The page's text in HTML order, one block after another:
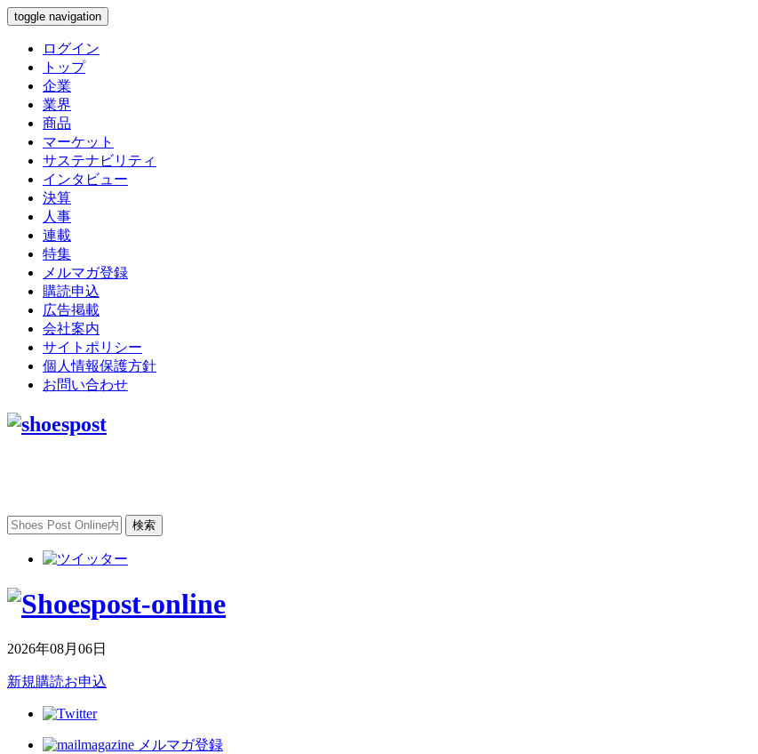
toggle navigation
ログイン
トップ
企業
業界
商品
マーケット
サステナビリティ
インタビュー
決算
人事
連載
特集
メルマガ登録
購読申込
広告掲載
会社案内
サイトポリシー
個人情報保護方針
お問い合わせ
2026年08月06日
新規購読お申込
メルマガ登録